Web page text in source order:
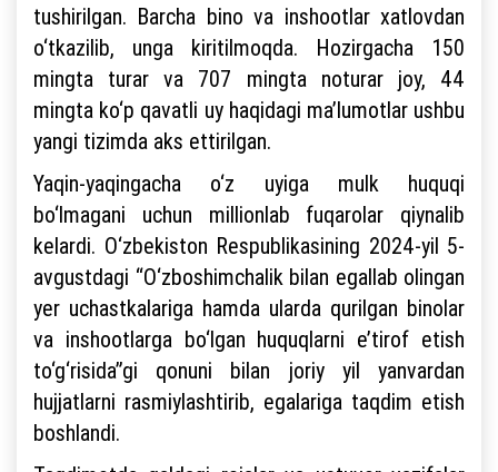
tushirilgan. Barcha bino va inshootlar xatlovdan
o‘tkazilib, unga kiritilmoqda. Hozirgacha 150
mingta turar va 707 mingta noturar joy, 44
mingta ko‘p qavatli uy haqidagi ma’lumotlar ushbu
yangi tizimda aks ettirilgan.
Yaqin-yaqingacha o‘z uyiga mulk huquqi
bo‘lmagani uchun millionlab fuqarolar qiynalib
kelardi. O‘zbekiston Respublikasining 2024-yil 5-
avgustdagi “O‘zboshimchalik bilan egallab olingan
yer uchastkalariga hamda ularda qurilgan binolar
va inshootlarga bo‘lgan huquqlarni e’tirof etish
to‘g‘risida”gi qonuni bilan joriy yil yanvardan
hujjatlarni rasmiylashtirib, egalariga taqdim etish
boshlandi.